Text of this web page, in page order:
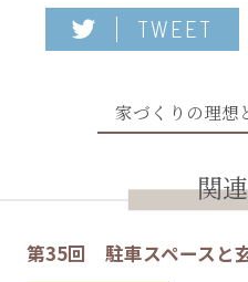
TWEET
家づくりの理想
関
第35回 駐車スペース